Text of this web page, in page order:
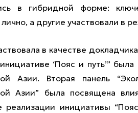
в гибридной форме:
а другие участвовали в
в качестве
‘Пояс и путь’”
Азии. Вторая панель
Азии” была посвящена
реализации инициативы